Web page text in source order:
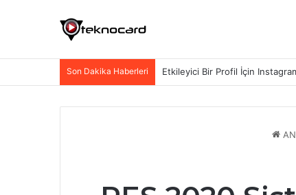
Son Dakika Haberleri Etkileyici Bir Profil İçin